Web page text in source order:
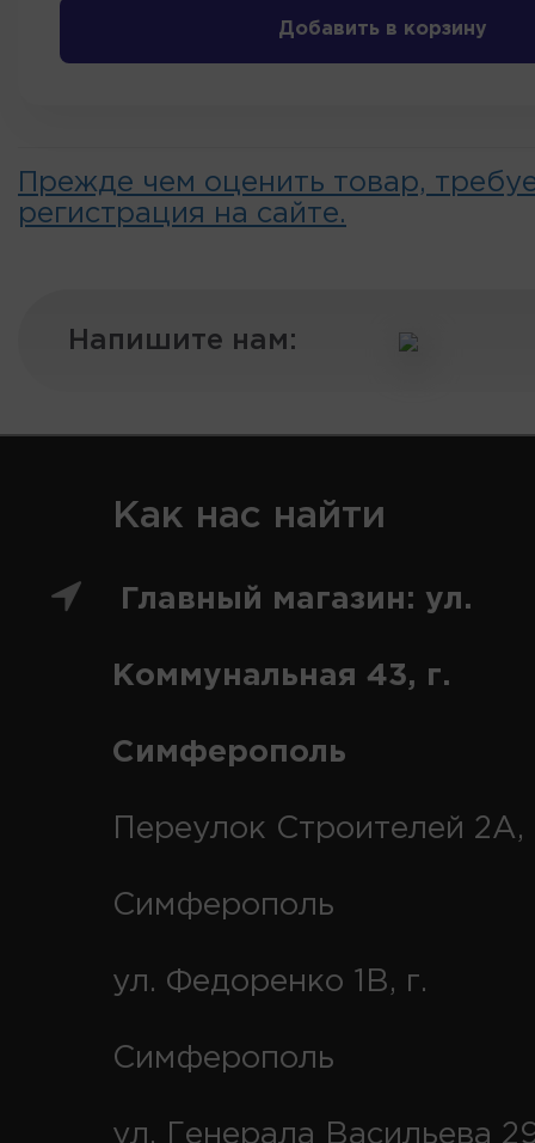
Добавить в корзину
Прежде чем оценить товар,
регистрация на сайте.
Напишите нам:
Как нас найти
Главный магазин: ул.
Коммунальная 43, г.
Симферополь
Переулок Строителей 2А,
Симферополь
ул. Федоренко 1В, г.
Симферополь
ул. Генерала Васильева